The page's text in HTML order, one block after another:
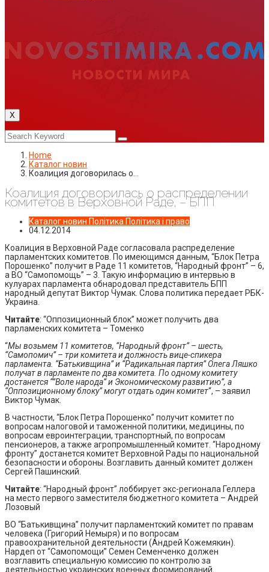
X
Home
Каталог новин
Коалиция договорилась о…
Коалиция договорилась о распределении
комитетов в Верховной Раде, – БПП
Каталог новин Політика Політика і право
04.12.2014
Коалиция в Верховной Раде согласовала распределение
парламентских комитетов. По имеющимся данным, “Блок Петра
Порошенко” получит в Раде 11 комитетов, “Народный фронт” – 6,
а ВО “Самопомощь” – 3. Такую информацию в интервью в
кулуарах парламента обнародовал представитель БПП
народный депутат Виктор Чумак. Слова политика передает РБК-
Украина.
Читайте: “Оппозиционный блок” может получить два
парламенских комитета – Томенко
“Мы возьмем 11 комитетов, “Народный фронт” – шесть,
“Самопомич” – три комитета и должность вице-спикера
парламента. “Батькивщина” и “Радикальная партия” Олега Ляшко
получат в парламенте по два комитета. По одному комитету
достанется “”Воле народа” и Экономическому развитию”, а
“Оппозиционному блоку” могут отдать один комитет“, – заявил
Виктор Чумак.
В частности, “Блок Петра Порошенко” получит комитет по
вопросам налоговой и таможенной политики, медицины, по
вопросам евроинтеграции, транспортный, по вопросам
пенсионеров, а также агропромышленный комитет. “Народному
фронту” достанется комитет Верховной Рады по национальной
безопасности и обороны. Возглавить данный комитет должен
Сергей Пашинский.
Читайте: “Народный фронт” лоббирует экс-регионала Геллера
на место первого заместителя бюджетного комитета – Андрей
Лозовый
ВО “Батькивщина” получит парламентский комитет по правам
человека (Григорий Немыря) и по вопросам
правоохранительной деятельности (Андрей Кожемякин).
Нардеп от “Самопомощи” Семен Семенченко должен
возглавить специальную комиссию по контролю за
деятельностью украинских военных формирований.